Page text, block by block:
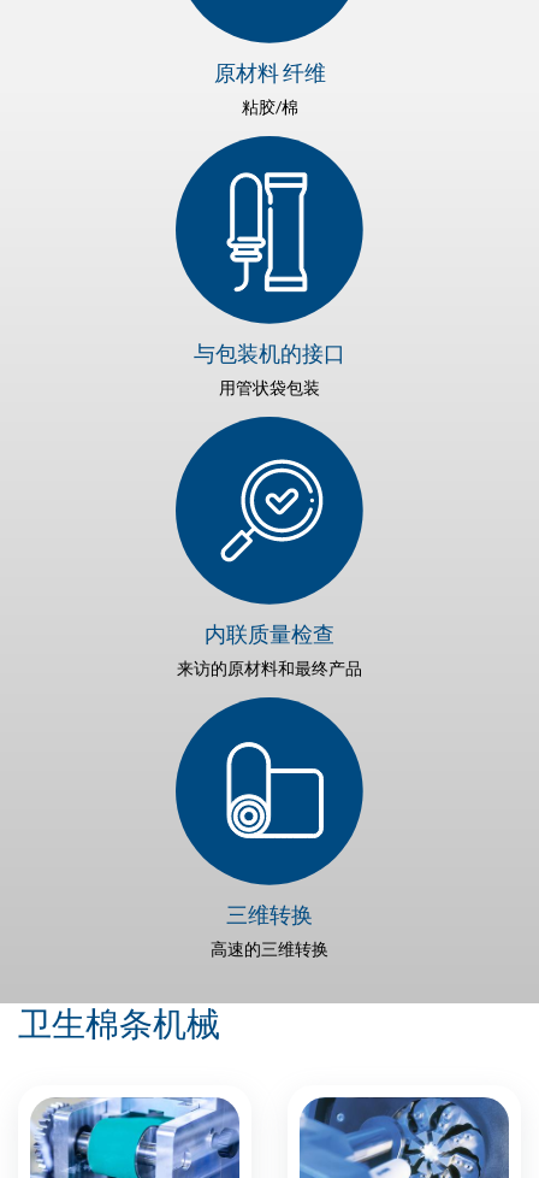
原材料 纤维
粘胶/棉
与包装机的接口
用管状袋包装
内联质量检查
来访的原材料和最终产品
三维转换
高速的三维转换
卫生棉条机械